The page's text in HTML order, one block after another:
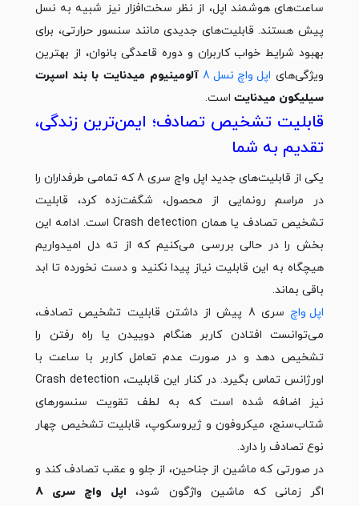
ساعت‌های هوشمند اپل، از نظر سخت‌افزار نیز شبیه به نسل
پیش هستند. قابلیت‌های جدیدی مانند سنسور حرارتی، برای
بهبود شرایط خواب کاربران و دوره قاعدگی بانوان، از بهترین
ویژگی‌های اپل واچ نسل 8
آلومینیوم میدنایت با بند اسپرت
سیلیکون میدنایت است.
قابلیت تشخیص تصادف؛ ایمن‌ترین زندگی،
تقدیم به شما
یکی از قابلیت‌های جدید اپل واچ سری 8 که تمامی طرفداران را
در مراسم رونمایی از محصول، شگفت‌زده کرد، قابلیت
تشخیص تصادف یا همان Crash detection است. ادامه این
بخش را در حالی بررسی می‌کنیم که از ته دل امیدواریم
هیچگاه به این قابلیت نیاز پیدا نکنید و دست نخورده تا ابد
باقی بماند.
اپل واچ
سری 8 پیش از داشتن قابلیت تشخیص تصادف،
می‌توانست افتادن کاربر هنگام دوییدن یا راه رفتن را
تشخیص دهد و در صورت عدم تعامل کاربر با ساعت با
اورژانس تماس بگیرد. در کنار این قابلیت، Crash detection
نیز اضافه شده است که به لطف تقویت سنسورهای
شتاب‌سنج، میکروفون و ژیروسکوپ، قابلیت تشخیص چهار
نوع تصادف را دارد.
در صورتی که ماشین از جناحین، از جلو و عقب تصادف کند و
اگر زمانی که ماشین واژگون شود،
اپل واچ سری 8